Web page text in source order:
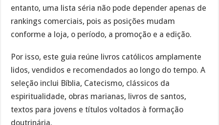
entanto, uma lista séria não pode depender apenas de
rankings comerciais, pois as posições mudam
conforme a loja, o período, a promoção e a edição.
Por isso, este guia reúne livros católicos amplamente
lidos, vendidos e recomendados ao longo do tempo. A
seleção inclui Bíblia, Catecismo, clássicos da
espiritualidade, obras marianas, livros de santos,
textos para jovens e títulos voltados à formação
doutrinária.